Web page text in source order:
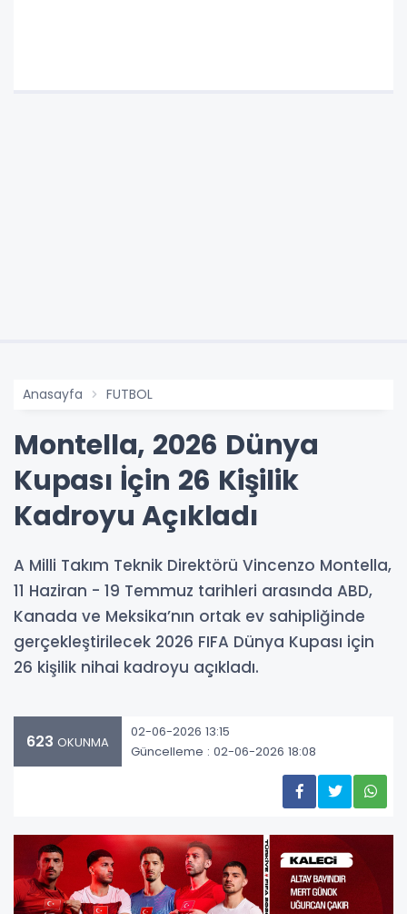
Anasayfa FUTBOL
Montella, 2026 Dünya
Kupası İçin 26 Kişilik
Kadroyu Açıkladı
A Milli Takım Teknik Direktörü Vincenzo Montella,
11 Haziran - 19 Temmuz tarihleri arasında ABD,
Kanada ve Meksika’nın ortak ev sahipliğinde
gerçekleştirilecek 2026 FIFA Dünya Kupası için
26 kişilik nihai kadroyu açıkladı.
623 OKUNMA
02-06-2026 13:15
Güncelleme : 02-06-2026 18:08